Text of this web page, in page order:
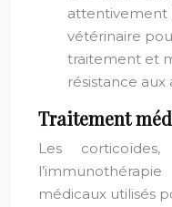
attentivement
vétérinaire
traitement et
résistance aux
Traitement
Les
médicaux utilisés